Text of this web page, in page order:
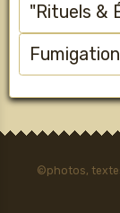
"Rituels &
Fumigation
©photos,